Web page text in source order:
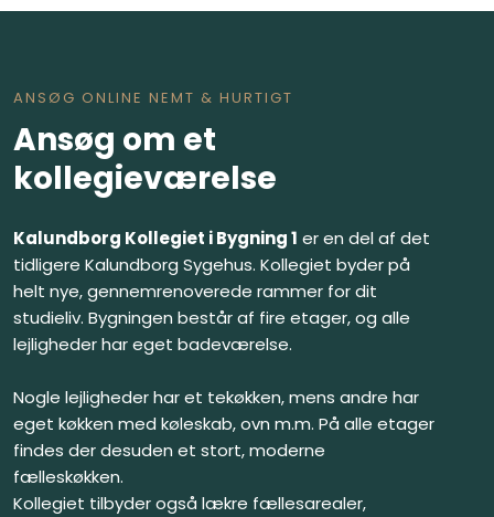
ANSØG ONLINE NEMT & HURTIGT
Ansøg om et
kollegieværelse
Kalundborg Kollegiet i Bygning 1 er en del af det
tidligere Kalundborg Sygehus. Kollegiet byder på
helt nye, gennemrenoverede rammer for dit
studieliv. Bygningen består af fire etager, og alle
lejligheder har eget badeværelse.
Nogle lejligheder har et tekøkken, mens andre har
eget køkken med køleskab, ovn m.m. På alle etager
findes der desuden et stort, moderne
fælleskøkken.
Kollegiet tilbyder også lækre fællesarealer,